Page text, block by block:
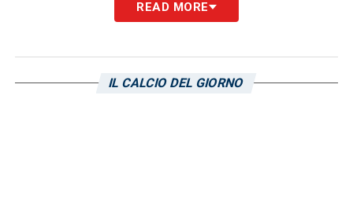
Vanoli sarà un match difficilissimo, dove ogni
READ MORE
IL CALCIO DEL GIORNO